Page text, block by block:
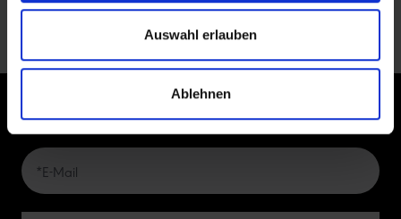
Auswahl erlauben
Ablehnen
10
15
20
JETZT ZUM NEWSLETTER ANMELDEN